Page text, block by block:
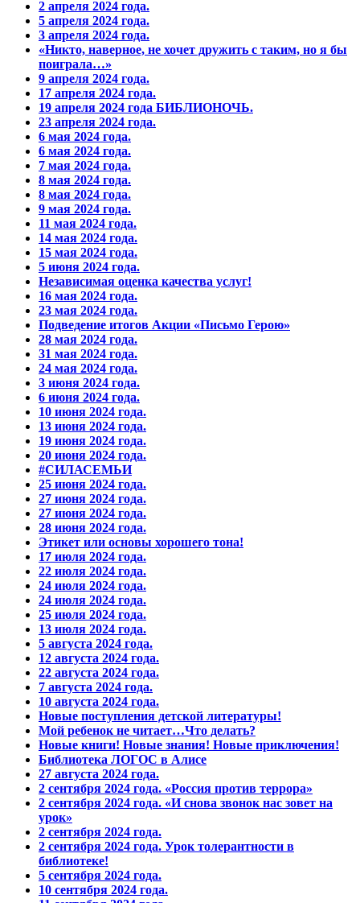
2 апреля 2024 года.
5 апреля 2024 года.
3 апреля 2024 года.
«Никто, наверное, не хочет дружить с таким, но я бы
поиграла…»
9 апреля 2024 года.
17 апреля 2024 года.
19 апреля 2024 года БИБЛИОНОЧЬ.
23 апреля 2024 года.
6 мая 2024 года.
6 мая 2024 года.
7 мая 2024 года.
8 мая 2024 года.
8 мая 2024 года.
9 мая 2024 года.
11 мая 2024 года.
14 мая 2024 года.
15 мая 2024 года.
5 июня 2024 года.
Независимая оценка качества услуг!
16 мая 2024 года.
23 мая 2024 года.
Подведение итогов Акции «Письмо Герою»
28 мая 2024 года.
31 мая 2024 года.
24 мая 2024 года.
3 июня 2024 года.
6 июня 2024 года.
10 июня 2024 года.
13 июня 2024 года.
19 июня 2024 года.
20 июня 2024 года.
#СИЛАСЕМЬИ
25 июня 2024 года.
27 июня 2024 года.
27 июня 2024 года.
28 июня 2024 года.
Этикет или основы хорошего тона!
17 июля 2024 года.
22 июля 2024 года.
24 июля 2024 года.
24 июля 2024 года.
25 июля 2024 года.
13 июля 2024 года.
5 августа 2024 года.
12 августа 2024 года.
22 августа 2024 года.
7 августа 2024 года.
10 августа 2024 года.
Новые поступления детской литературы!
Мой ребенок не читает…Что делать?
Новые книги! Новые знания! Новые приключения!
Библиотека ЛОГОС в Алисе
27 августа 2024 года.
2 сентября 2024 года. «Россия против террора»
2 сентября 2024 года. «И снова звонок нас зовет на
урок»
2 сентября 2024 года.
2 сентября 2024 года. Урок толерантности в
библиотеке!
5 сентября 2024 года.
10 сентября 2024 года.